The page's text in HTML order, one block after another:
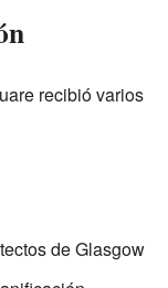
recibió varios
de Glasgow